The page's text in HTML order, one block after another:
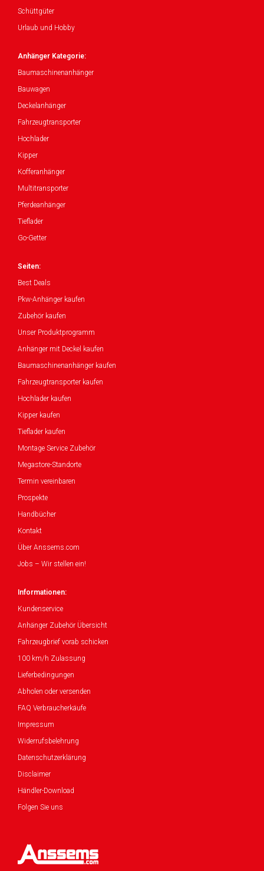
Schüttgüter
Urlaub und Hobby
Anhänger Kategorie:
Baumaschinenanhänger
Bauwagen
Deckelanhänger
Fahrzeugtransporter
Hochlader
Kipper
Kofferanhänger
Multitransporter
Pferdeanhänger
Tieflader
Go-Getter
Seiten:
Best Deals
Pkw-Anhänger kaufen
Zubehör kaufen
Unser Produktprogramm
Anhänger mit Deckel kaufen
Baumaschinenanhänger kaufen
Fahrzeugtransporter kaufen
Hochlader kaufen
Kipper kaufen
Tieflader kaufen
Montage Service Zubehör
Megastore-Standorte
Termin vereinbaren
Prospekte
Handbücher
Kontakt
Über Anssems.com
Jobs – Wir stellen ein!
Informationen:
Kundenservice
Anhänger Zubehör Übersicht
Fahrzeugbrief vorab schicken
100 km/h Zulassung
Lieferbedingungen
Abholen oder versenden
FAQ Verbraucherkäufe
Impressum
Widerrufsbelehrung
Datenschutzerklärung
Disclaimer
Händler-Download
Folgen Sie uns